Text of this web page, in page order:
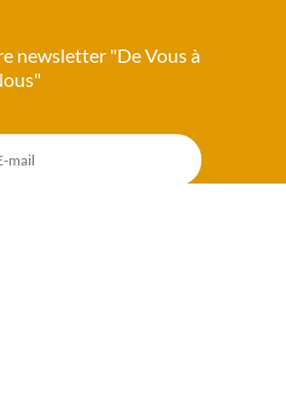
newsletter "De Vous à